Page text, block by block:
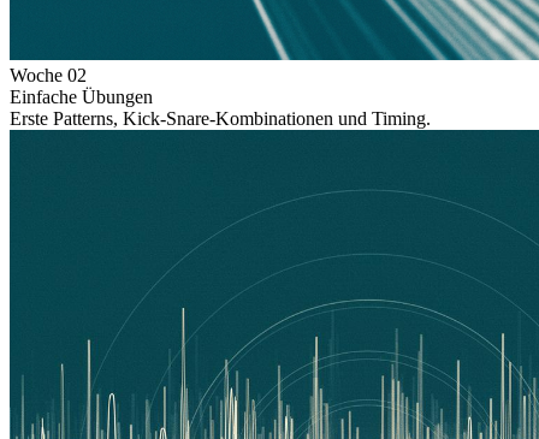
Woche 02
Einfache Übungen
Erste Patterns, Kick-Snare-Kombinationen und Timing.